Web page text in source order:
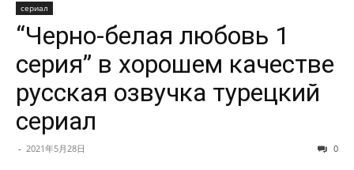
сериал
“Черно-белая любовь 1
серия” в хорошем качестве
русская озвучка турецкий
сериал
- 2021年5月28日 0